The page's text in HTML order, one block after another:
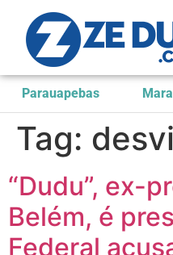
Parauapebas
Tag:
“Dudu”, ex-
Belém, é
Federal